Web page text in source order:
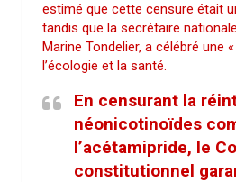
estimé que cette censure était
tandis que la secrétaire
Marine Tondelier, a célébré une
l’écologie et la santé.
En censurant la
néonicotinoïdes
l’acétamipride, le
constitutionnel